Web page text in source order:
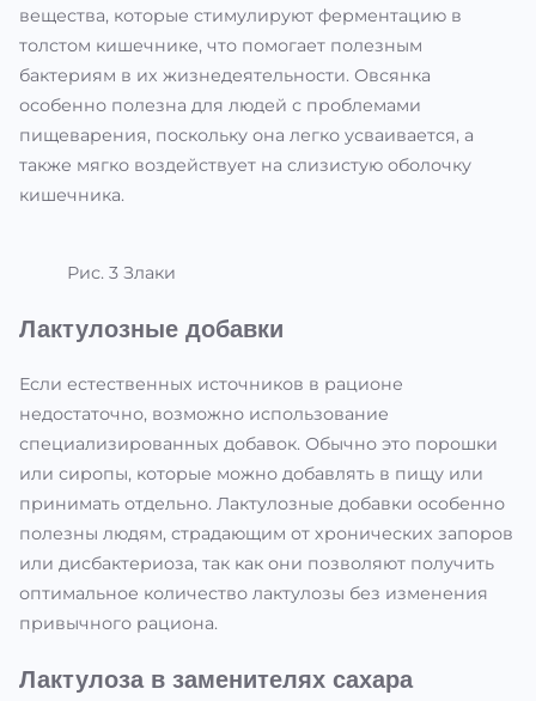
вещества, которые стимулируют ферментацию в
толстом кишечнике, что помогает полезным
бактериям в их жизнедеятельности. Овсянка
особенно полезна для людей с проблемами
пищеварения, поскольку она легко усваивается, а
также мягко воздействует на слизистую оболочку
кишечника.
Рис. 3 Злаки
Лактулозные добавки
Если естественных источников в рационе
недостаточно, возможно использование
специализированных добавок. Обычно это порошки
или сиропы, которые можно добавлять в пищу или
принимать отдельно. Лактулозные добавки особенно
полезны людям, страдающим от хронических запоров
или дисбактериоза, так как они позволяют получить
оптимальное количество лактулозы без изменения
привычного рациона.
Лактулоза в заменителях сахара